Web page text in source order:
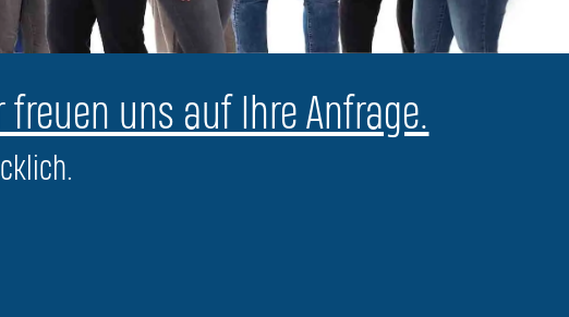
freuen uns auf Ihre Anfrage.